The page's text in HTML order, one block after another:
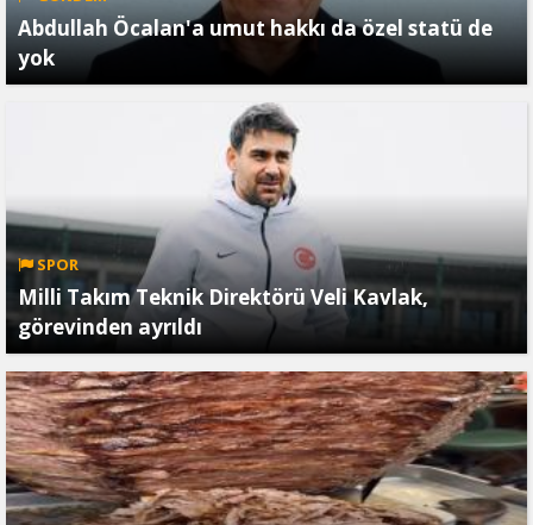
Abdullah Öcalan'a umut hakkı da özel statü de
yok
SPOR
Milli Takım Teknik Direktörü Veli Kavlak,
görevinden ayrıldı